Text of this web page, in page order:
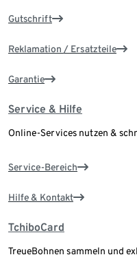
Gutschrift
Reklamation / Ersatzteile
Garantie
Service & Hilfe
Online-Services nutzen &
Service-Bereich
Hilfe & Kontakt
TchiboCard
TreueBohnen sammeln und